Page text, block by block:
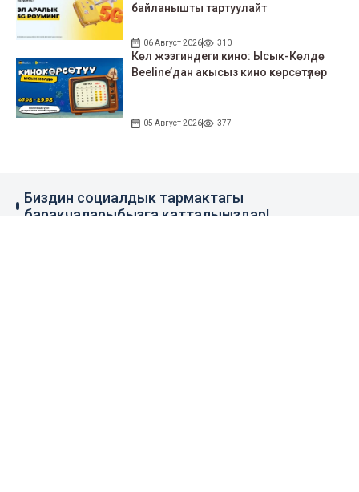
байланышты тартуулайт
06 Август 2026 310
Көл жээгиндеги кино: Ысык-Көлдө
Beeline’дан акысыз кино көрсөтүлөр
05 Август 2026 377
Биздин социалдык тармактагы
баракчаларыбызга катталыңыздар!